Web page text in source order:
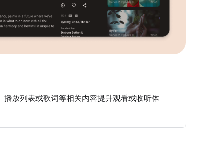
播放列表或歌词等相关内容提升观看或收听体